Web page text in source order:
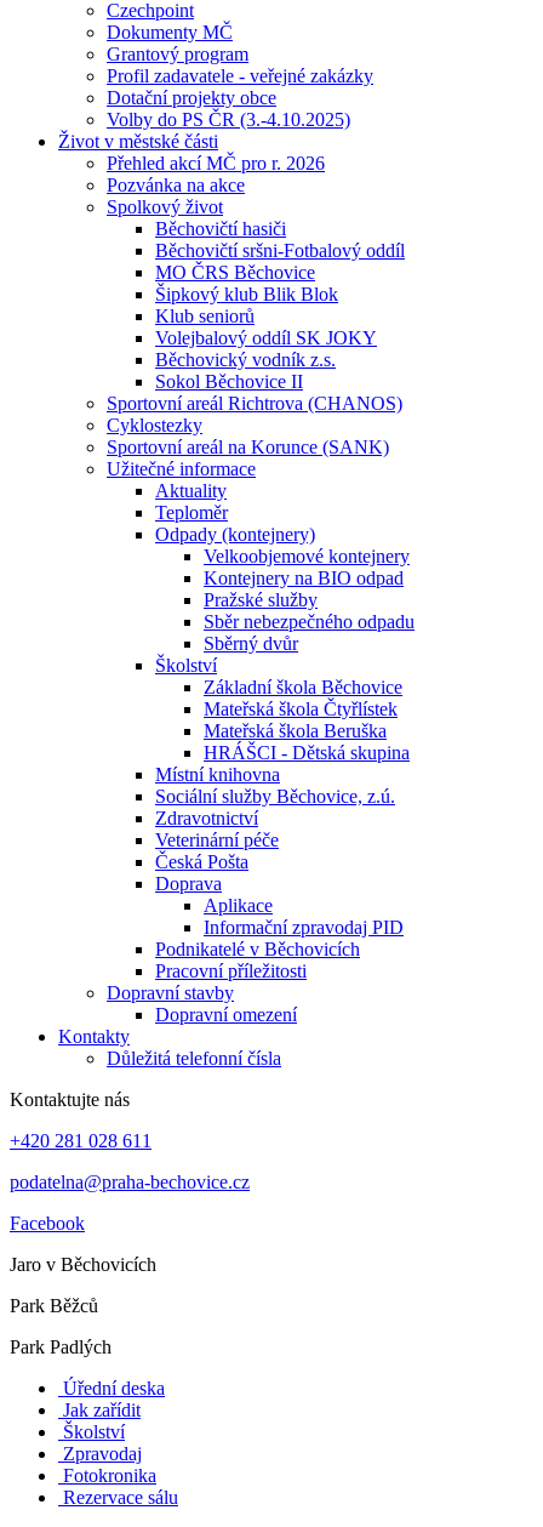
Czechpoint
Dokumenty MČ
Grantový program
Profil zadavatele - veřejné zakázky
Dotační projekty obce
Volby do PS ČR (3.-4.10.2025)
Život v městské části
Přehled akcí MČ pro r. 2026
Pozvánka na akce
Spolkový život
Běchovičtí hasiči
Běchovičtí sršni-Fotbalový oddíl
MO ČRS Běchovice
Šipkový klub Blik Blok
Klub seniorů
Volejbalový oddíl SK JOKY
Běchovický vodník z.s.
Sokol Běchovice II
Sportovní areál Richtrova (CHANOS)
Cyklostezky
Sportovní areál na Korunce (SANK)
Užitečné informace
Aktuality
Teploměr
Odpady (kontejnery)
Velkoobjemové kontejnery
Kontejnery na BIO odpad
Pražské služby
Sběr nebezpečného odpadu
Sběrný dvůr
Školství
Základní škola Běchovice
Mateřská škola Čtyřlístek
Mateřská škola Beruška
HRÁŠCI - Dětská skupina
Místní knihovna
Sociální služby Běchovice, z.ú.
Zdravotnictví
Veterinární péče
Česká Pošta
Doprava
Aplikace
Informační zpravodaj PID
Podnikatelé v Běchovicích
Pracovní příležitosti
Dopravní stavby
Dopravní omezení
Kontakty
Důležitá telefonní čísla
Kontaktujte nás
+420 281 028 611
podatelna@praha-bechovice.cz
Facebook
Jaro v Běchovicích
Park Běžců
Park Padlých
Úřední deska
Jak zařídit
Školství
Zpravodaj
Fotokronika
Rezervace sálu